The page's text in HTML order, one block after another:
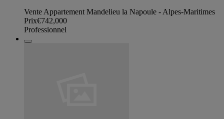
Vente Appartement Mandelieu la Napoule - Alpes-Maritimes
Prix€742,000
Professionnel